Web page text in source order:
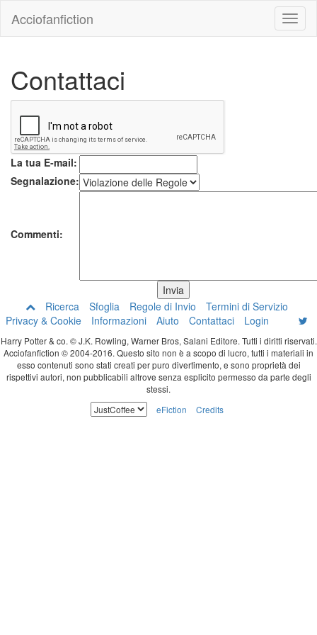
Acciofanfiction
Contattaci
La tua E-mail:
Segnalazione:
Commenti:
Ricerca Sfoglia Regole di Invio
Termini di Servizio
Privacy & Cookie
Informazioni Aiuto Contattaci Login
Harry Potter & co. © J.K. Rowling, Warner Bros, Salani Editore. Tutti i diritti riservati.
Acciofanfiction © 2004-2016. Questo sito non è a scopo di lucro, tutti i materiali in
esso contenuti sono stati creati per puro divertimento, e sono proprietà dei
rispettivi autori, non pubblicabili altrove senza esplicito permesso da parte degli
stessi.
eFiction
Credits